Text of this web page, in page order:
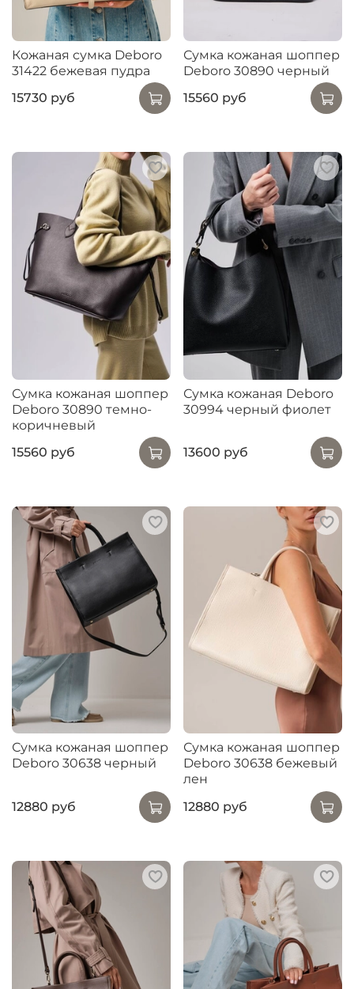
Кожаная сумка Deboro
31422 бежевая пудра
15730 руб
Сумка кожаная шоппер
Deboro 30890 черный
15560 руб
Сумка кожаная шоппер
Deboro 30890 темно-
коричневый
15560 руб
Сумка кожаная Deboro
30994 черный фиолет
13600 руб
Сумка кожаная шоппер
Deboro 30638 черный
12880 руб
Сумка кожаная шоппер
Deboro 30638 бежевый
лен
12880 руб